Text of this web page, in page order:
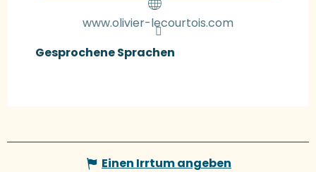
www.olivier-lecourtois.com
Gesprochene Sprachen
Gesprochene Sprachen
Einen Irrtum angeben